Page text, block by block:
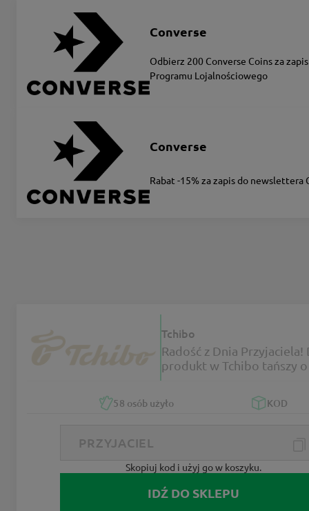
Converse
Odbierz 200 Converse Coins za
Programu Lojalnościowego
Converse
Rabat -15% za zapis do newslettera
Tchibo
Radość z Dnia Przyjaciela!
produkt w Tchibo tańszy o
58 osób użyło KOD
Skopiuj kod i użyj go w koszyku.
IDŹ DO SKLEPU